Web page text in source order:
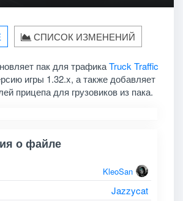
СПИСОК ИЗМЕНЕНИЙ
пак для трафикаTruck Traffic
игры 1.32.x, а также добавляет
прицепа для грузовиков из пака.
о файле
KleoSan
Jazzycat